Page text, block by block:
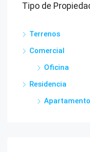
Tipo de
Terrenos
Comercial
Oficina
Residencia
Apartamento